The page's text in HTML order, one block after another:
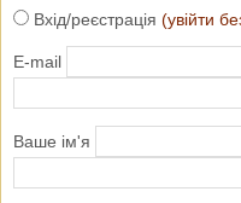
Вхід/реєстрація (увійти
E-mail
Ваше ім'я